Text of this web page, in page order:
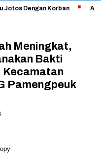
Korban Aman dan
Meningkat,
Bakti
Kecamatan
Pamengpeuk